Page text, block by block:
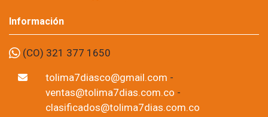
Información
(CO) 321 377 1650
tolima7diasco@gmail.com -
ventas@tolima7dias.com.co -
clasificados@tolima7dias.com.co